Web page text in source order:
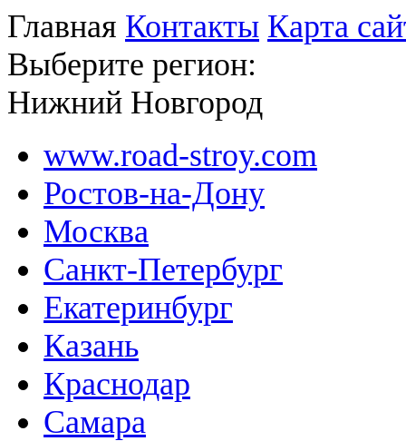
Главная Контакты Карта
Выберите регион:
Нижний Новгород
www.road-stroy.com
Ростов-на-Дону
Москва
Санкт-Петербург
Екатеринбург
Казань
Краснодар
Самара